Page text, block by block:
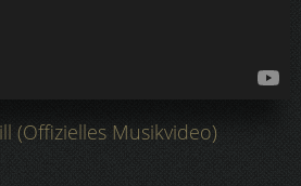
(Offizielles Musikvideo)